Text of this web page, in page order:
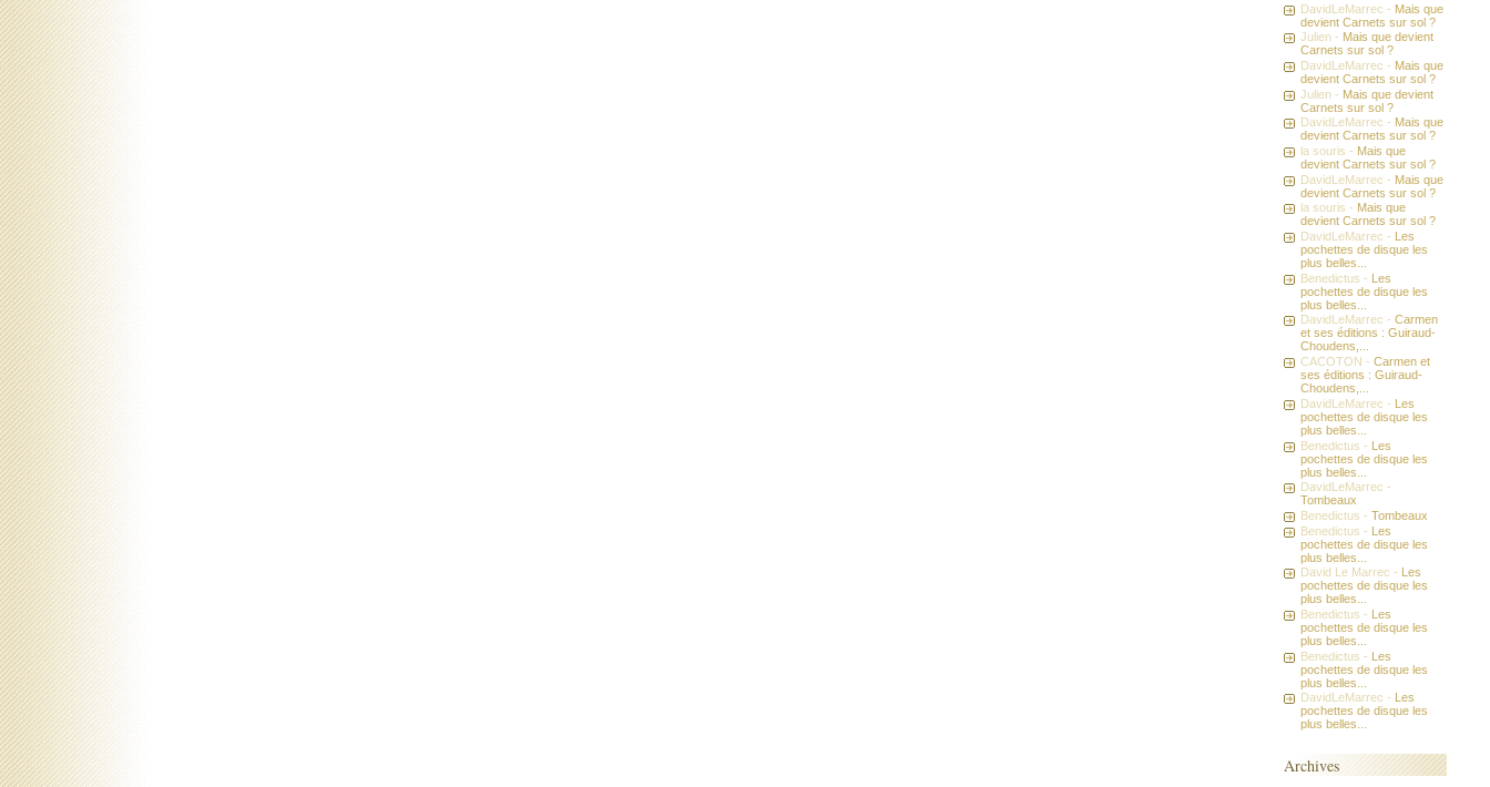
DavidLeMarrec - Mais que
devient Carnets sur sol ?
Julien - Mais que devient
Carnets sur sol ?
DavidLeMarrec - Mais que
devient Carnets sur sol ?
Julien - Mais que devient
Carnets sur sol ?
DavidLeMarrec - Mais que
devient Carnets sur sol ?
la souris - Mais que
devient Carnets sur sol ?
DavidLeMarrec - Mais que
devient Carnets sur sol ?
la souris - Mais que
devient Carnets sur sol ?
DavidLeMarrec - Les
pochettes de disque les
plus belles...
Benedictus - Les
pochettes de disque les
plus belles...
DavidLeMarrec -Carmen
et ses éditions : Guiraud-
Choudens,...
CACOTON -Carmen et
ses éditions : Guiraud-
Choudens,...
DavidLeMarrec - Les
pochettes de disque les
plus belles...
Benedictus - Les
pochettes de disque les
plus belles...
DavidLeMarrec -
Tombeaux
Benedictus -Tombeaux
Benedictus - Les
pochettes de disque les
plus belles...
David Le Marrec -
Les
pochettes de disque les
plus belles...
Benedictus - Les
pochettes de disque les
plus belles...
Benedictus - Les
pochettes de disque les
plus belles...
DavidLeMarrec -
Les
pochettes de disque les
plus belles...
Archives